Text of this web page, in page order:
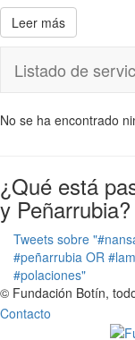
Leer más
Listado de
No se ha encontrado
¿Qué está
y Peñarrubia?
Tweets sobre
#peñarrubia OR
#polaciones"
© Fundación Botín,
Contacto